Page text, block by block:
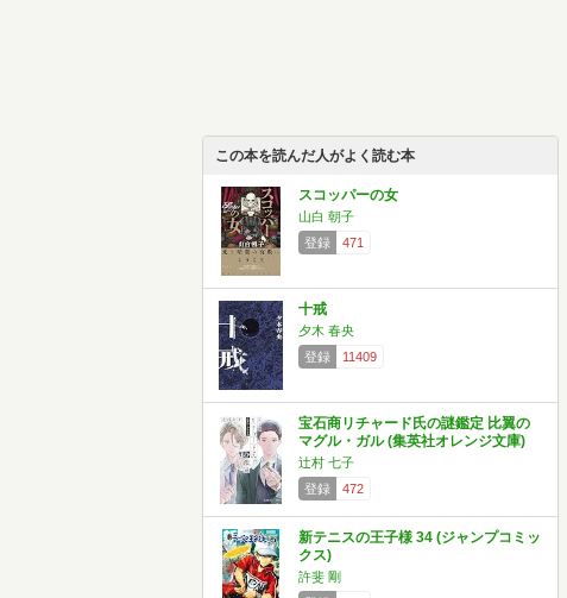
この本を読んだ人がよく読む本
スコッパーの女
山白 朝子
登録
471
十戒
夕木 春央
登録
11409
宝石商リチャード氏の謎鑑定 比翼の
マグル・ガル (集英社オレンジ文庫)
辻村 七子
登録
472
新テニスの王子様 34 (ジャンプコミッ
クス)
許斐 剛